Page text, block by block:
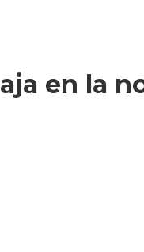
en la